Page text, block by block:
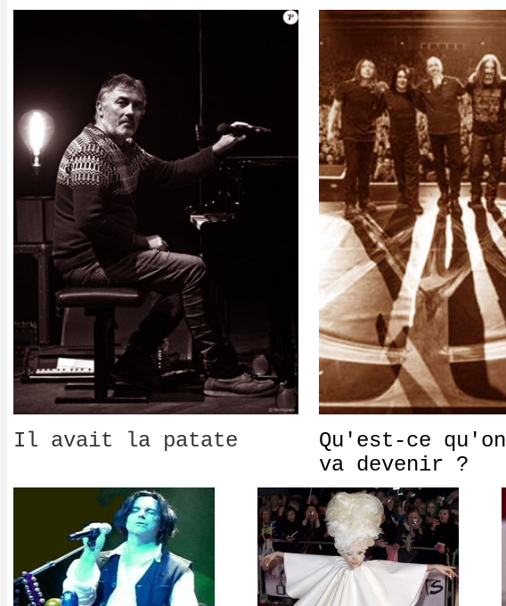
Il avait la patate
Qu'est-ce qu'on
va devenir ?